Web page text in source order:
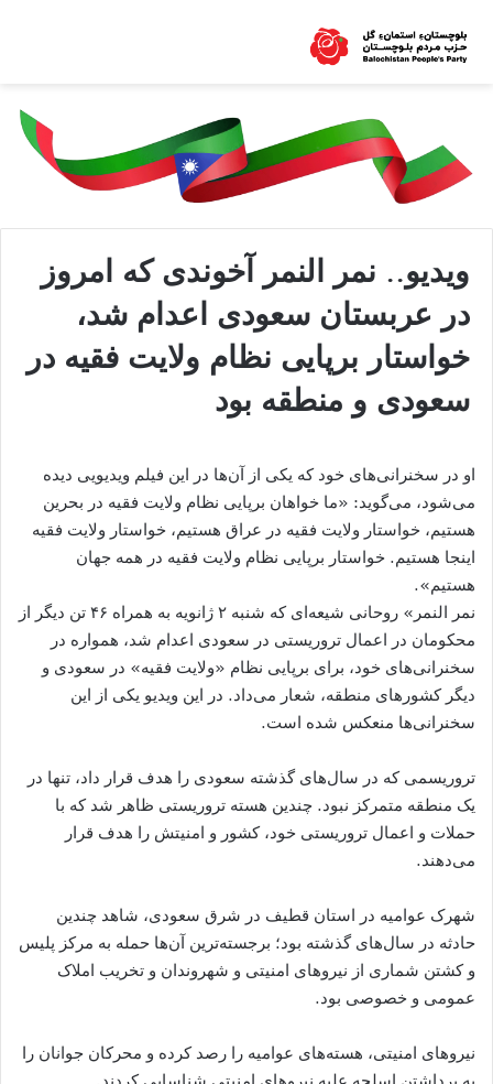
ویدیو.. نمر النمر آخوندی که امروز
در عربستان سعودی اعدام شد،
خواستار برپایی نظام ولایت فقیه در
سعودی و منطقه بود
او در سخنرانی‌های خود که یکی از آن‌ها در این فیلم ویدیویی دیده
می‌شود، می‌گوید: «ما خواهان برپایی نظام ولایت فقیه در بحرین
هستیم، خواستار ولایت فقیه در عراق هستیم، خواستار ولایت فقیه
اینجا هستیم. خواستار برپایی نظام ولایت فقیه در همه جهان
هستیم».
نمر النمر» روحانی شیعه‌ای که شنبه ۲ ژانویه به همراه ۴۶ تن دیگر از
محکومان در اعمال تروریستی در سعودی اعدام شد، همواره در
سخنرانی‌های خود، برای برپایی نظام «ولایت فقیه» در سعودی و
دیگر کشورهای منطقه، شعار می‌داد. در این ویدیو یکی از این
سخنرانی‌ها منعکس شده است.
تروریسمی که در سال‌های گذشته سعودی را هدف قرار داد، تنها در
یک منطقه متمرکز نبود. چندین هسته تروریستی ظاهر شد که با
حملات و اعمال تروریستی خود، کشور و امنیتش را هدف قرار
می‌دهند.
شهرک عوامیه در استان قطیف در شرق سعودی، شاهد چندین
حادثه در سال‌های گذشته بود؛ برجسته‌ترین آن‌ها حمله به مرکز پلیس
و کشتن شماری از نیروهای امنیتی و شهروندان و تخریب املاک
عمومی و خصوصی بود.
نیروهای امنیتی، هسته‌های عوامیه را رصد کرده و محرکان جوانان را